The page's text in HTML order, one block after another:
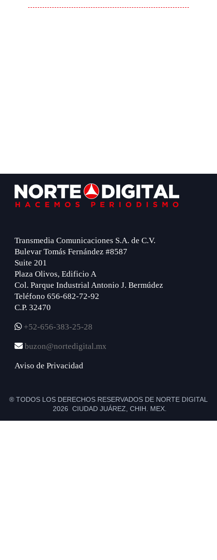
Footer
Transmedia Comunicaciones S.A. de C.V.
Bulevar Tomás Fernández #8587
Suite 201
Plaza Olivos, Edificio A
Col. Parque Industrial Antonio J. Bermúdez
Teléfono 656-682-72-92
C.P. 32470
+52-656-383-25-28
buzon@nortedigital.mx
Aviso de Privacidad
® TODOS LOS DERECHOS RESERVADOS DE NORTE DIGITAL
2026 CIUDAD JUÁREZ, CHIH. MEX.